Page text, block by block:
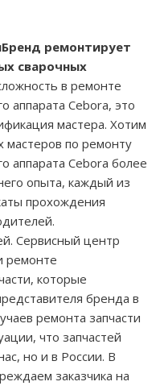
ремонтирует
сварочных
в ремонте
аппарата Cebora, это
мастера. Хотим
мастеров по ремонту
аппарата Cebora более
опыта, каждый из
прохождения
Сервисный центр
ремонте
которые
бренда в
ремонта запчасти
что запчастей
но и в России. В
заказчика на